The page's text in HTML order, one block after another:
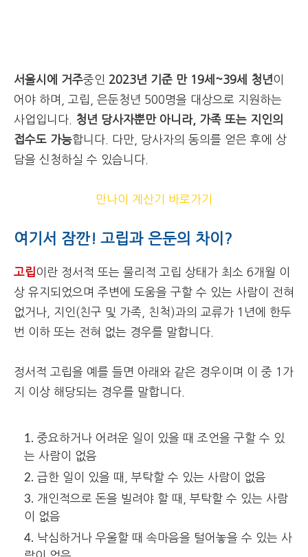
서울시에 거주중인 2023년 기준 만 19세~39세 청년이
어야 하며, 고립, 은둔청년 500명을 대상으로 지원하는
사업입니다.
청년 당사자뿐만 아니라, 가족 또는 지인의
접수도 가능합니다. 다만, 당사자의 동의를 얻은 후에 상
담을 신청하실 수 있습니다.
만나이 계산기 바로가기
여기서 잠깐! 고립과 은둔의 차이?
고립 이란 정서적 또는 물리적 고립 상태가 최소 6개월 이
상 유지되었으며 주변에 도움을 구할 수 있는 사람이 전혀
없거나, 지인(친구 및 가족, 친척)과의 교류가 1년에 한두
번 이하 또는 전혀 없는 경우를 말합니다.
정서적 고립을 예를 들면 아래와 같은 경우이며 이 중 1가
지 이상 해당되는 경우를 말합니다.
중요하거나 어려운 일이 있을 때 조언을 구할 수 있
는 사람이 없음
급한 일이 있을 때, 부탁할 수 있는 사람이 없음
개인적으로 돈을 빌려야 할 때, 부탁할 수 있는 사람
이 없음
낙심하거나 우울할 때 속마음을 털어놓을 수 있는 사